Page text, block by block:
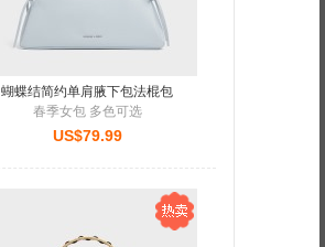
蝴蝶结简约单肩腋下包法棍包
春季女包 多色可选
US$79.99